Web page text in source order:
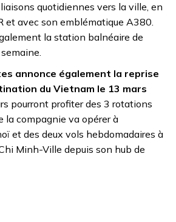
quotidiennes vers la ville, en
et avec son emblématique A380.
la station balnéaire de
annonce également la reprise
du Vietnam le 13 mars
pourront profiter des 3 rotations
la compagnie va opérer à
et des deux vols hebdomadaires à
Minh-Ville depuis son hub de